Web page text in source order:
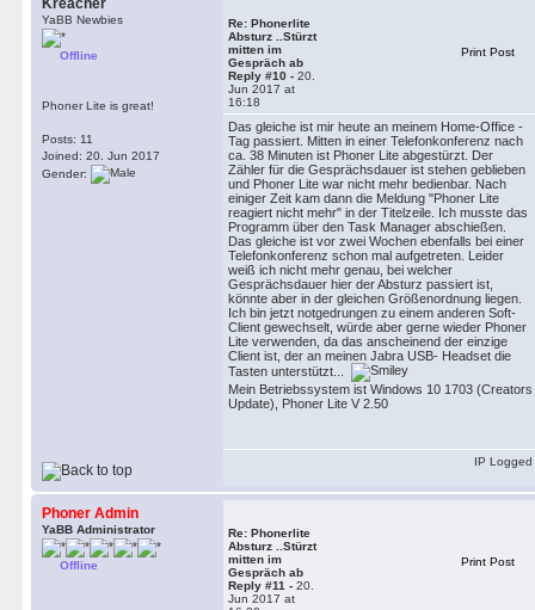
Kreacher
YaBB Newbies
Offline
Phoner Lite is great!
Posts: 11
Joined: 20. Jun 2017
Gender:
Re: Phonerlite
Absturz ..Stürzt
mitten im
Gespräch ab
Reply #10 - 20.
Jun 2017 at
16:18
Print Post
Das gleiche ist mir heute an meinem Home-Office -
Tag passiert. Mitten in einer Telefonkonferenz nach
ca. 38 Minuten ist Phoner Lite abgestürzt. Der
Zähler für die Gesprächsdauer ist stehen geblieben
und Phoner Lite war nicht mehr bedienbar. Nach
einiger Zeit kam dann die Meldung "Phoner Lite
reagiert nicht mehr" in der Titelzeile. Ich musste das
Programm über den Task Manager abschießen.
Das gleiche ist vor zwei Wochen ebenfalls bei einer
Telefonkonferenz schon mal aufgetreten. Leider
weiß ich nicht mehr genau, bei welcher
Gesprächsdauer hier der Absturz passiert ist,
könnte aber in der gleichen Größenordnung liegen.
Ich bin jetzt notgedrungen zu einem anderen Soft-
Client gewechselt, würde aber gerne wieder Phoner
Lite verwenden, da das anscheinend der einzige
Client ist, der an meinen Jabra USB- Headset die
Tasten unterstützt...
Mein Betriebssystem ist Windows 10 1703 (Creators
Update), Phoner Lite V 2.50
IP Logged
Phoner Admin
YaBB Administrator
Offline
Re: Phonerlite
Absturz ..Stürzt
mitten im
Gespräch ab
Reply #11 - 20.
Jun 2017 at
Print Post